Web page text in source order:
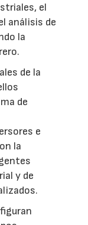
el
análisis de
la
de la
de
e
la
y de